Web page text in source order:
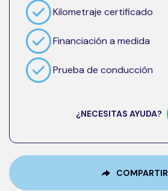
Kilometraje certificado
Financiación a medida
Prueba de conducción
¿NECESITAS AYUDA?
COMPARTIR